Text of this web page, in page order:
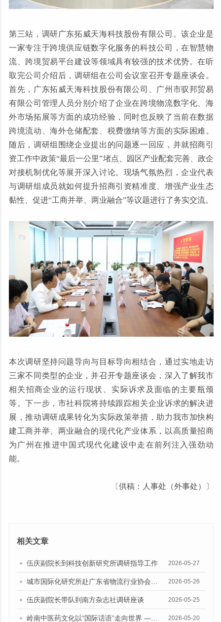
第三站，调研广东拓威天海科技股份有限公司。该企业是
一家专注于跨境供应链数字化服务的科技公司，在智慧物
流、跨境贸易平台建设等领域具有较强的技术优势。在听
取完公司介绍后，调研组在公司会议室召开专题座谈会。
首先，广东拓威天海科技股份有限公司、广州市驭邦贸易
有限公司管理人员分别介绍了企业在跨境物流数字化、海
外市场拓展等方面的成功经验，同时也反映了当前在数据
跨境流动、海外仓储配套、税费缴纳等方面的实际困难。
随后，调研组围绕企业提出的问题逐一回应，并就招商引
资工作中政策“最后一公里”堵点、园区产业配套完善、政企
对接机制优化等展开深入讨论。现场气氛热烈，企业代表
与调研组成员就如何提升招商引资精准度、增强产业生态
黏性、促进“工商并举、两业融合”等议题进行了务实交流。
本次调研坚持问题导向与目标导向相结合，通过实地走访
三家不同类型的企业，并召开专题座谈会，深入了解我市
相关招商企业的运行现状、实际诉求及面临的主要瓶颈
等。下一步，市社科院将持续跟踪相关企业诉求的解决进
展，推动调研成果转化为实际政策举措，助力我市加快构
建工商并举、两业融合的现代化产业体系，以高质量招商
为广州在推进中国式现代化建设中走在前列注入强劲动
能。
〔供稿：人事处（外事处）〕
相关文章
伍庆副院长到科技创新研究所调研指导工作 2026-05-27
2026-05-26
伍庆副院长带队到南方杂志社调研座谈 2026-05-25
2026-05-20